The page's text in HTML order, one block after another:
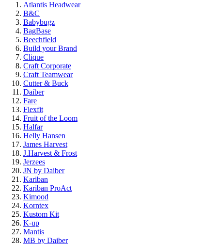
Atlantis Headwear
B&C
Babybugz
BagBase
Beechfield
Build your Brand
Clique
Craft Corporate
Craft Teamwear
Cutter & Buck
Daiber
Fare
Flexfit
Fruit of the Loom
Halfar
Helly Hansen
James Harvest
J.Harvest & Frost
Jerzees
JN by Daiber
Kariban
Kariban ProAct
Kimood
Korntex
Kustom Kit
K-up
Mantis
MB by Daiber